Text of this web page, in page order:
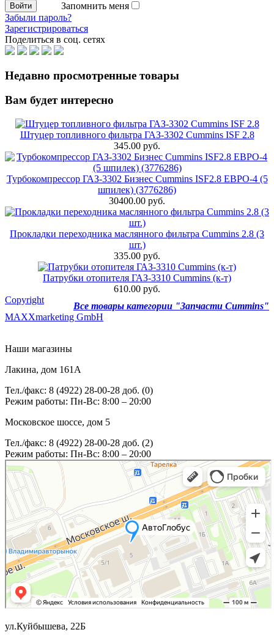
Запомнить меня
Забыли пароль?
Зарегистрироваться
Поделиться в соц. сетях
Недавно просмотренные товары
Вам будет интересно
Штуцер топливного фильтра ГАЗ-3302 Cummins ISF 2.8
345.00 руб.
Турбокомпрессор ГАЗ-3302 Бизнес Cummins ISF2.8 ЕВРО-4 (5
шпилек) (3776286)
30400.00 руб.
Прокладки переходника маслянного фильтра Cummins 2.8 (3
шт.)
335.00 руб.
Патрубки отопителя ГАЗ-3310 Cummins (к-т)
610.00 руб.
Все товары категории "Запчасти Cummins"
Copyright
MAXXmarketing GmbH
Наши магазины
Лакина, дом 161А
Тел./факс: 8 (4922) 28-00-28 доб. (0)
Режим работы: Пн-Вс: 8:00 – 20:00
Московское шоссе, дом 5
Тел./факс: 8 (4922) 28-00-28 доб. (2)
Режим работы: Пн-Вс: 8:00 – 20:00
ул.Куйбышева, 22Б